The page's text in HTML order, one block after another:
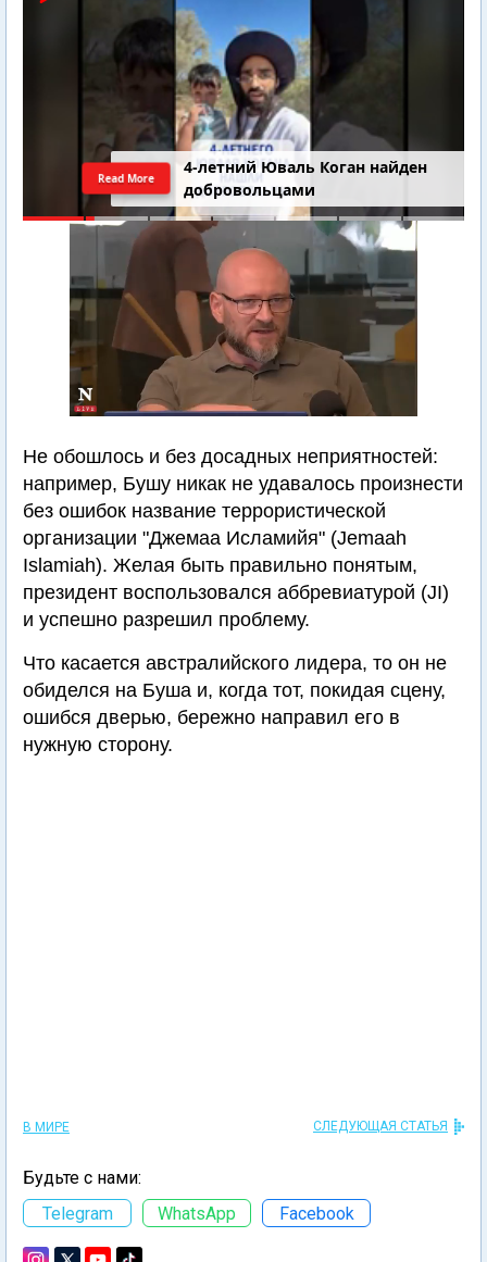
4-летний Юваль Коган найден
добровольцами
Read More
Не обошлось и без досадных неприятностей:
например, Бушу никак не удавалось произнести
без ошибок название террористической
организации "Джемаа Исламийя" (Jemaah
Islamiah). Желая быть правильно понятым,
президент воспользовался аббревиатурой (JI)
и успешно разрешил проблему.
Что касается австралийского лидера, то он не
обиделся на Буша и, когда тот, покидая сцену,
ошибся дверью, бережно направил его в
нужную сторону.
В МИРЕ СЛЕДУЮЩАЯ СТАТЬЯ
Будьте с нами:
Telegram
WhatsApp Facebook